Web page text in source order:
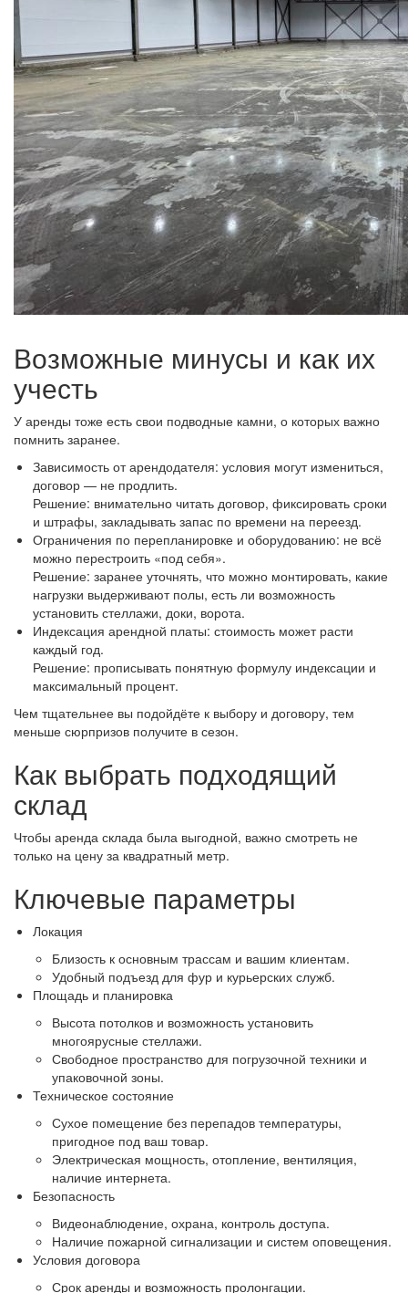
Возможные минусы и как их
учесть
У аренды тоже есть свои подводные камни, о которых важно
помнить заранее.
Зависимость от арендодателя: условия могут измениться,
договор — не продлить.
Решение: внимательно читать договор, фиксировать сроки
и штрафы, закладывать запас по времени на переезд.
Ограничения по перепланировке и оборудованию: не всё
можно перестроить «под себя».
Решение: заранее уточнять, что можно монтировать, какие
нагрузки выдерживают полы, есть ли возможность
установить стеллажи, доки, ворота.
Индексация арендной платы: стоимость может расти
каждый год.
Решение: прописывать понятную формулу индексации и
максимальный процент.
Чем тщательнее вы подойдёте к выбору и договору, тем
меньше сюрпризов получите в сезон.
Как выбрать подходящий
склад
Чтобы аренда склада была выгодной, важно смотреть не
только на цену за квадратный метр.
Ключевые параметры
Локация
Близость к основным трассам и вашим клиентам.
Удобный подъезд для фур и курьерских служб.
Площадь и планировка
Высота потолков и возможность установить
многоярусные стеллажи.
Свободное пространство для погрузочной техники и
упаковочной зоны.
Техническое состояние
Сухое помещение без перепадов температуры,
пригодное под ваш товар.
Электрическая мощность, отопление, вентиляция,
наличие интернета.
Безопасность
Видеонаблюдение, охрана, контроль доступа.
Наличие пожарной сигнализации и систем оповещения.
Условия договора
Срок аренды и возможность пролонгации.